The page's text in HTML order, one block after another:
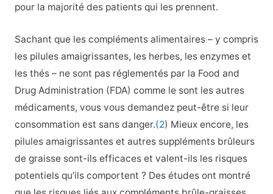
pour la majorité des patients qui les prennent.
Sachant que les compléments alimentaires – y compris
les pilules amaigrissantes, les herbes, les enzymes et
les thés – ne sont pas réglementés par la Food and
Drug Administration (FDA) comme le sont les autres
médicaments, vous vous demandez peut-être si leur
consommation est sans danger.(2) Mieux encore, les
pilules amaigrissantes et autres suppléments brûleurs
de graisse sont-ils efficaces et valent-ils les risques
potentiels qu’ils comportent ? Des études ont montré